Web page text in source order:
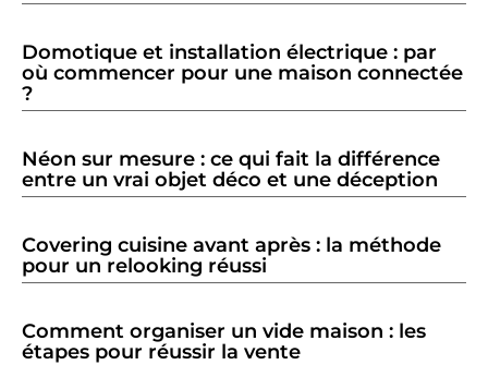
Domotique et installation électrique : par
où commencer pour une maison connectée
?
Néon sur mesure : ce qui fait la différence
entre un vrai objet déco et une déception
Covering cuisine avant après : la méthode
pour un relooking réussi
Comment organiser un vide maison : les
étapes pour réussir la vente